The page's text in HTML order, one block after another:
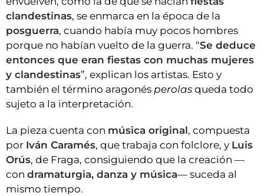
clandestinas, se enmarca en la época de la
posguerra, cuando había muy pocos hombres
porque no habían vuelto de la guerra. “Se deduce
entonces que eran fiestas con muchas mujeres
y clandestinas”, explican los artistas. Esto y
también el término aragonés perolas queda todo
sujeto a la interpretación.
La pieza cuenta con música original, compuesta
por Iván Caramés, que trabaja con folclore, y Luis
Orús, de Fraga, consiguiendo que la creación —
con dramaturgia, danza y música— suceda al
mismo tiempo.